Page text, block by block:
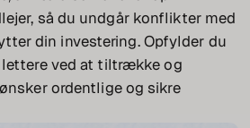
så du undgår konflikter med
din investering. Opfylder du
lettere ved at tiltrække og
ordentlige og sikre